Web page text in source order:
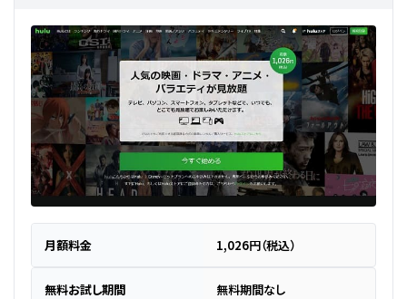
月額料金 1,026円（税込）
無料お試し期間 無料期間なし